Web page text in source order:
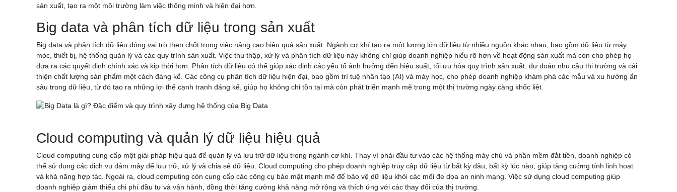
sản xuất, tạo ra một môi trường làm việc thông minh và hiện đại hơn.
Big data và phân tích dữ liệu trong sản xuất
Big data và phân tích dữ liệu đóng vai trò then chốt trong việc nâng cao hiệu quả sản xuất. Ngành cơ khí tạo ra một lượng lớn dữ liệu từ nhiều nguồn khác nhau, bao gồm dữ liệu từ máy
móc, thiết bị, hệ thống quản lý và các quy trình sản xuất. Việc thu thập, xử lý và phân tích dữ liệu này không chỉ giúp doanh nghiệp hiểu rõ hơn về hoạt động sản xuất mà còn cho phép họ
đưa ra các quyết định chính xác và kịp thời hơn. Phân tích dữ liệu có thể giúp xác định các yếu tố ảnh hưởng đến hiệu suất, tối ưu hóa quy trình sản xuất, dự đoán nhu cầu thị trường và cải
thiện chất lượng sản phẩm một cách đáng kể. Các công cụ phân tích dữ liệu hiện đại, bao gồm trí tuệ nhân tạo (AI) và máy học, cho phép doanh nghiệp khám phá các mẫu và xu hướng ẩn
sâu trong dữ liệu, từ đó tạo ra những lợi thế cạnh tranh đáng kể, giúp họ không chỉ tồn tại mà còn phát triển mạnh mẽ trong một thị trường ngày càng khốc liệt.
Cloud computing và quản lý dữ liệu hiệu quả
Cloud computing cung cấp một giải pháp hiệu quả để quản lý và lưu trữ dữ liệu trong ngành cơ khí. Thay vì phải đầu tư vào các hệ thống máy chủ và phần mềm đắt tiền, doanh nghiệp có
thể sử dụng các dịch vụ đám mây để lưu trữ, xử lý và chia sẻ dữ liệu. Cloud computing cho phép doanh nghiệp truy cập dữ liệu từ bất kỳ đâu, bất kỳ lúc nào, giúp tăng cường tính linh hoạt
và khả năng hợp tác. Ngoài ra, cloud computing còn cung cấp các công cụ bảo mật mạnh mẽ để bảo vệ dữ liệu khỏi các mối đe dọa an ninh mạng. Việc sử dụng cloud computing giúp
doanh nghiệp giảm thiểu chi phí đầu tư và vận hành, đồng thời tăng cường khả năng mở rộng và thích ứng với các thay đổi của thị trường.